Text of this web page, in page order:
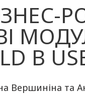
В
Вершиніна та